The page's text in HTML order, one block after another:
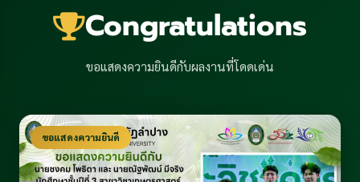
Congratulations
ขอแสดงความยินดีกับผลงานที่โดดเด่น
ขอแสดงความยินดี